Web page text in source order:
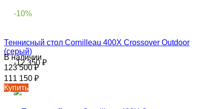
-10%
-12 350₽
Теннисный стол Cornilleau 400X Crossover Outdoor
(серый)
В наличии
123 500₽
111 150 ₽
Купить